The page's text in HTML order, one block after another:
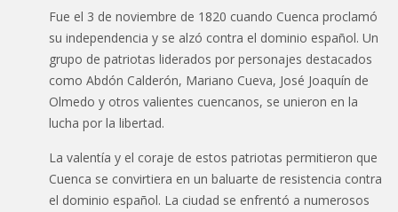
Fue el 3 de noviembre de 1820 cuando Cuenca proclamó
su independencia y se alzó contra el dominio español. Un
grupo de patriotas liderados por personajes destacados
como Abdón Calderón, Mariano Cueva, José Joaquín de
Olmedo y otros valientes cuencanos, se unieron en la
lucha por la libertad.
La valentía y el coraje de estos patriotas permitieron que
Cuenca se convirtiera en un baluarte de resistencia contra
el dominio español. La ciudad se enfrentó a numerosos